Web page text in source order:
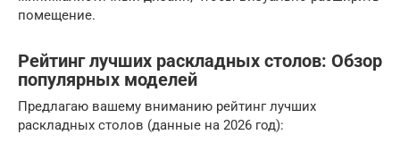
помещение.
Рейтинг лучших раскладных столов: Обзор
популярных моделей
Предлагаю вашему вниманию рейтинг лучших
раскладных столов (данные на 2026 год):